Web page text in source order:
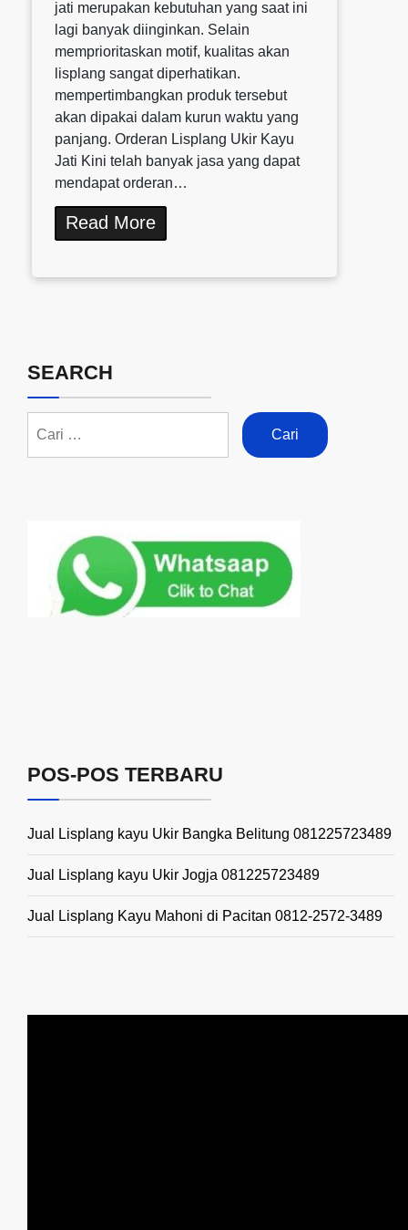
jati merupakan kebutuhan yang saat ini
lagi banyak diinginkan. Selain
memprioritaskan motif, kualitas akan
lisplang sangat diperhatikan.
mempertimbangkan produk tersebut
akan dipakai dalam kurun waktu yang
panjang. Orderan Lisplang Ukir Kayu
Jati Kini telah banyak jasa yang dapat
mendapat orderan…
Read More
SEARCH
POS-POS TERBARU
Jual Lisplang kayu Ukir Bangka Belitung 081225723489
Jual Lisplang kayu Ukir Jogja 081225723489
Jual Lisplang Kayu Mahoni di Pacitan 0812-2572-3489